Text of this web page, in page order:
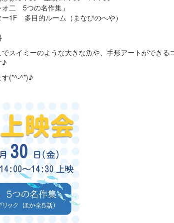
オ二 5つの名作集」
1F 多目的ルーム（まなびのへや）
スイミーのような大きな魚や、手形アートができる
♪
す(*^-^*)♪